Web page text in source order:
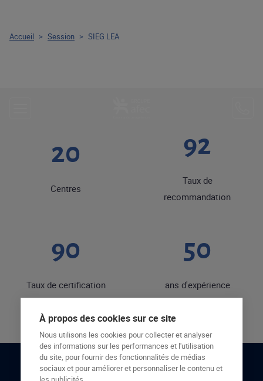
20
Centres
92
Taux de
recommandation
90
Taux de certification
50
ans d'expérience
RESTONS EN CONTACT
Accueil > Session > SIEG LEA
À propos des cookies sur ce site
Nous utilisons les cookies pour collecter et analyser
des informations sur les performances et l'utilisation
du site, pour fournir des fonctionnalités de médias
sociaux et pour améliorer et personnaliser le contenu et